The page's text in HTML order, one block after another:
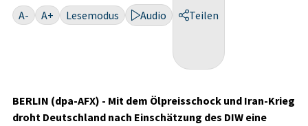
A- A+ Lesemodus Audio Teilen
BERLIN (dpa-AFX) - Mit dem Ölpreisschock und Iran-Krieg
droht Deutschland nach Einschätzung des DIW eine